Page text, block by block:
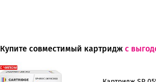
Купите совместимый картридж с